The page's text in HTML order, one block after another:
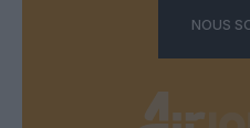
NOUS